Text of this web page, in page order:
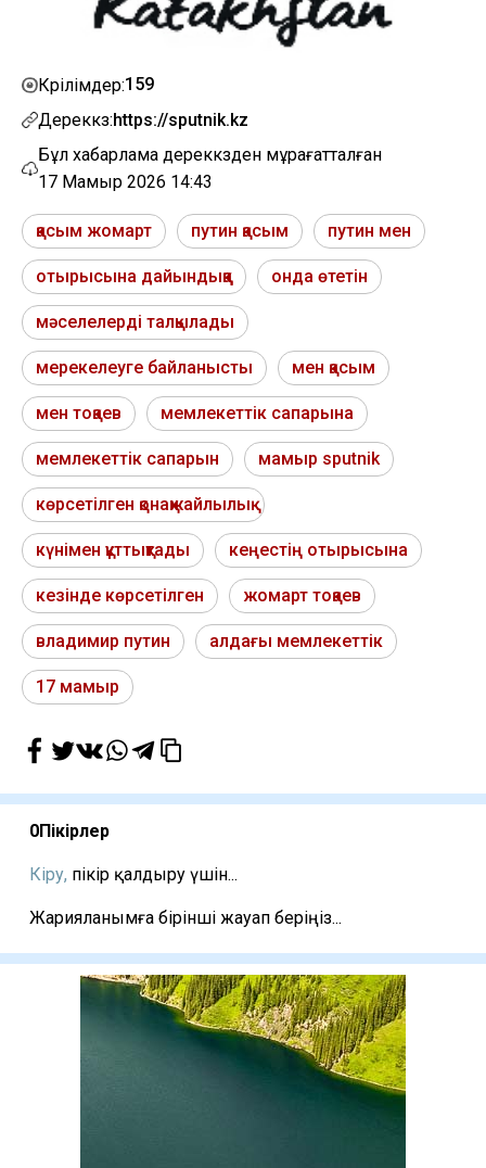
Көрілімдер:159
Дереккөз:https://sputnik.kz
Бұл хабарлама дереккөзден мұрағатталған
17 Мамыр 2026 14:43
қасым жомарт путин қасым путин мен
отырысына дайындыққа онда өтетін
мәселелерді талқылады
мерекелеуге байланысты мен қасым
мен тоқаев мемлекеттік сапарына
мемлекеттік сапарын мамыр sputnik
көрсетілген қонақжайлылық
күнімен құттықтады кеңестің отырысына
кезінде көрсетілген жомарт тоқаев
владимир путин алдағы мемлекеттік
17 мамыр
0Пікірлер
Кіру, пікір қалдыру үшін...
Жарияланымға бірінші жауап беріңіз...